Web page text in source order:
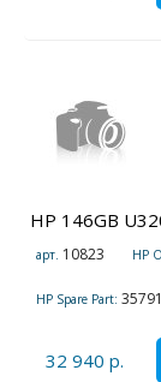
HP 146GB
арт. 10823 HP
HP Spare Part:
32 940 р.